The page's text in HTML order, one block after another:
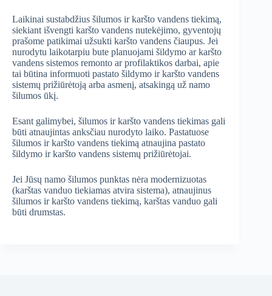
Laikinai sustabdžius šilumos ir karšto vandens tiekimą,
siekiant išvengti karšto vandens nutekėjimo, gyventojų
prašome patikimai užsukti karšto vandens čiaupus. Jei
nurodytu laikotarpiu bute planuojami šildymo ar karšto
vandens sistemos remonto ar profilaktikos darbai, apie
tai būtina informuoti pastato šildymo ir karšto vandens
sistemų prižiūrėtoją arba asmenį, atsakingą už namo
šilumos ūkį.
Esant galimybei, šilumos ir karšto vandens tiekimas gali
būti atnaujintas anksčiau nurodyto laiko. Pastatuose
šilumos ir karšto vandens tiekimą atnaujina pastato
šildymo ir karšto vandens sistemų prižiūrėtojai.
Jei Jūsų namo šilumos punktas nėra modernizuotas
(karštas vanduo tiekiamas atvira sistema), atnaujinus
šilumos ir karšto vandens tiekimą, karštas vanduo gali
būti drumstas.